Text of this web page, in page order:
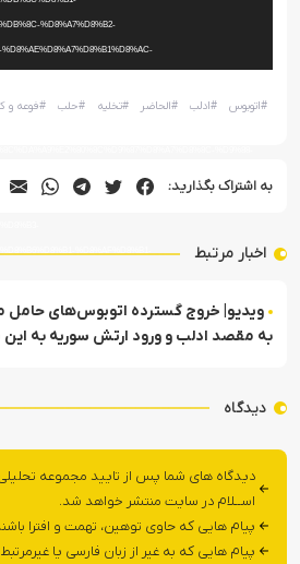
%D8%A7%D8%B2-
#اتوبوس #ادلب #الحاضر #تخلیه #حلب #فوعه و
به اشتراک بگذارید:
اخبار مرتبط
ویدیو| خروج گسترده اتوبوس‌های حامل
به مقصد ادلب و ورود ارتش سوریه به
دیدگاه
دیدگاه های شما پس از تایید مجموعه
اســلام در سایت منتشر خواهد شد.
پیام هایی که حاوی توهین، تهمت و افترا
پیام هایی که به غیر از زبان فارسی یا